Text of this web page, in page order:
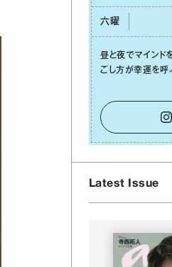
六曜
昼と夜でマインド
ごし⽅が幸運を呼
をキープして。そ
い⾔葉に流されな
をかけること。こ
確かな安⼼感をも
Latest Issue